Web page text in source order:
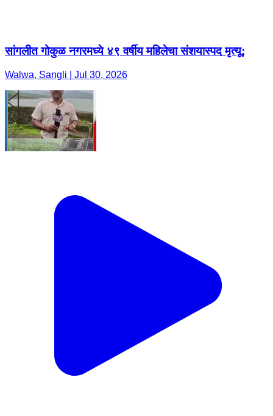
सांगलीत गोकुळ नगरमध्ये ४९ वर्षीय महिलेचा संशयास्पद मृत्यू;
Walwa, Sangli | Jul 30, 2026